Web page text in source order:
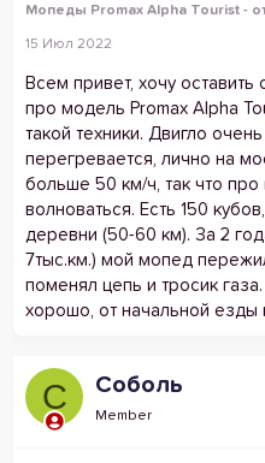
Мопеды Promax Alpha Tourist -
15 Июл 2022
Всем привет, хочу
про модель Promax Alpha
такой техники. Двигло
перегревается, лично на
больше 50 км/ч, так что
волноваться. Есть 150
деревни (50-60 км). За 2
7тыс.км.) мой мопед
поменял цепь и тросик
хорошо, от начальной езды
С Соболь
Member